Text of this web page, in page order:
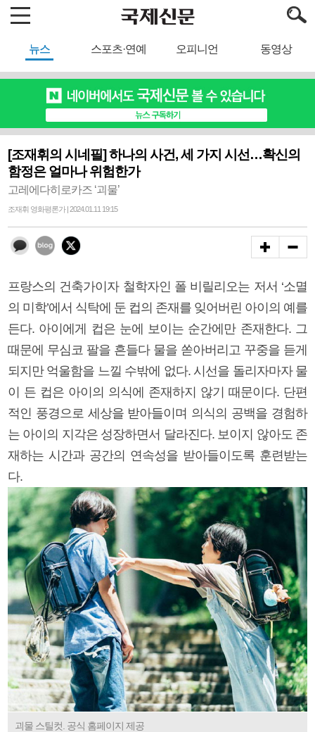
뉴스 스포츠·연예 오피니언 동영상
[조재휘의 시네필] 하나의 사건, 세 가지 시선…확신의
함정은 얼마나 위험한가
고레에다히로카즈 ‘괴물’
조재휘 영화평론가 | 2024.01.11 19:15
프랑스의 건축가이자 철학자인 폴 비릴리오는 저서 ‘소멸
의 미학’에서 식탁에 둔 컵의 존재를 잊어버린 아이의 예를
든다. 아이에게 컵은 눈에 보이는 순간에만 존재한다. 그
때문에 무심코 팔을 흔들다 물을 쏟아버리고 꾸중을 듣게
되지만 억울함을 느낄 수밖에 없다. 시선을 돌리자마자 물
이 든 컵은 아이의 의식에 존재하지 않기 때문이다. 단편
적인 풍경으로 세상을 받아들이며 의식의 공백을 경험하
는 아이의 지각은 성장하면서 달라진다. 보이지 않아도 존
재하는 시간과 공간의 연속성을 받아들이도록 훈련받는
다.
괴물 스틸컷. 공식 홈페이지 제공